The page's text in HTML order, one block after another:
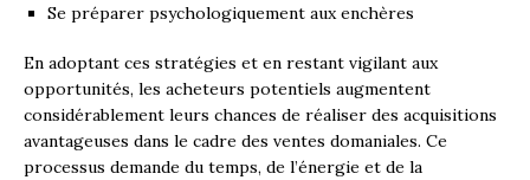
Se préparer psychologiquement aux enchères
En adoptant ces stratégies et en restant vigilant aux
opportunités, les acheteurs potentiels augmentent
considérablement leurs chances de réaliser des acquisitions
avantageuses dans le cadre des ventes domaniales. Ce
processus demande du temps, de l’énergie et de la